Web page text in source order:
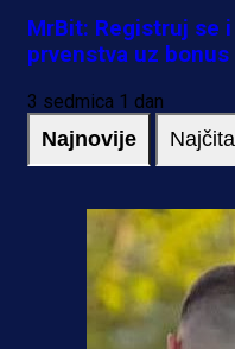
MrBit: Registruj se
prvenstva uz
3 sedmica 1 dan
Najnovije